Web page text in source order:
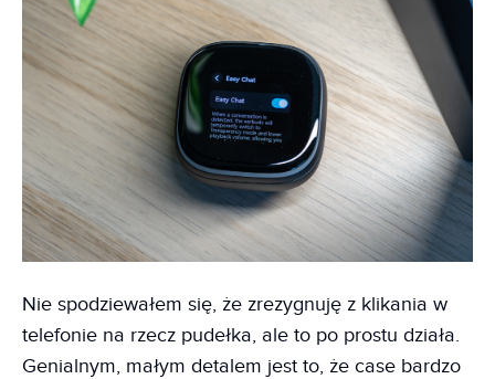
Nie spodziewałem się, że zrezygnuję z klikania w
telefonie na rzecz pudełka, ale to po prostu działa.
Genialnym, małym detalem jest to, że case bardzo